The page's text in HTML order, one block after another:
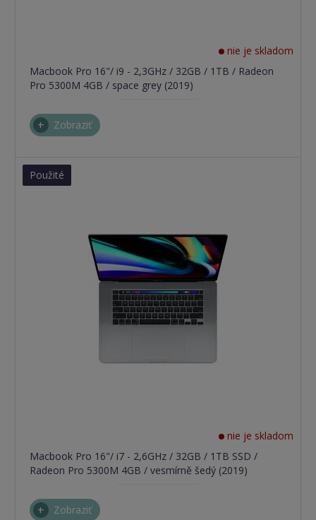
nie je skladom
Macbook Pro 16"/ i9 - 2,3GHz / 32GB / 1TB / Radeon
Pro 5300M 4GB / space grey (2019)
Zobraziť
Použité
nie je skladom
Macbook Pro 16"/ i7 - 2,6GHz / 32GB / 1TB SSD /
Radeon Pro 5300M 4GB / vesmírně šedý (2019)
Zobraziť